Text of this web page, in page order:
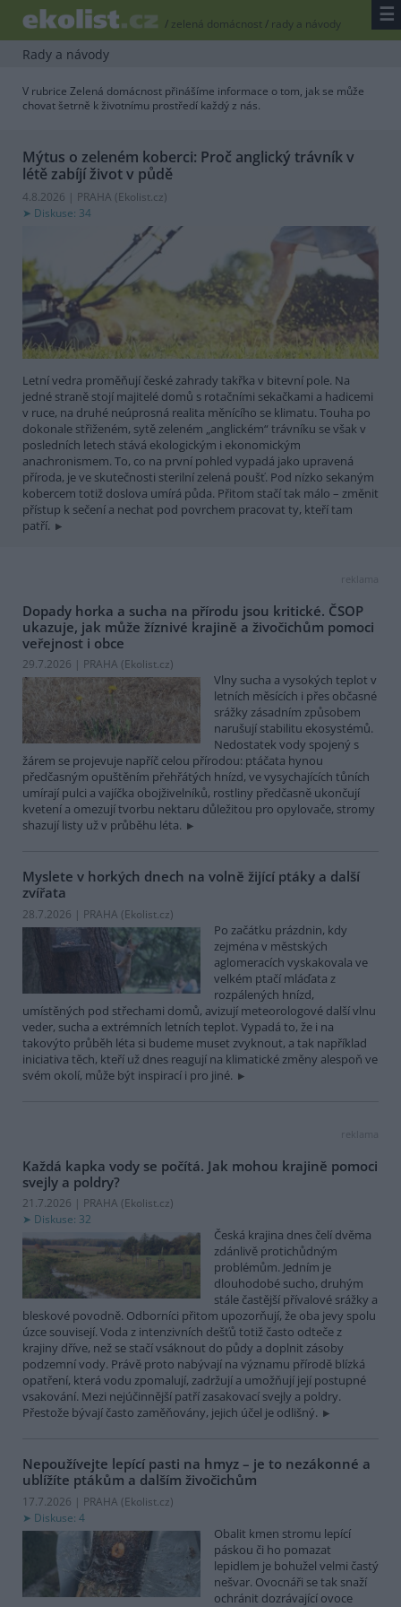
/ zelená domácnost/ rady a návody ☰
Rady a návody
V rubrice Zelená domácnost přinášíme informace o tom, jak se může
chovat šetrně k životnímu prostředí každý z nás.
Mýtus o zeleném koberci: Proč anglický trávník v
létě zabíjí život v půdě
4.8.2026 | PRAHA (Ekolist.cz)
Diskuse: 34
Letní vedra proměňují české zahrady takřka v bitevní pole. Na
jedné straně stojí majitelé domů s rotačními sekačkami a hadicemi
v ruce, na druhé neúprosná realita měnícího se klimatu. Touha po
dokonale střiženém, sytě zeleném „anglickém“ trávníku se však v
posledních letech stává ekologickým i ekonomickým
anachronismem. To, co na první pohled vypadá jako upravená
příroda, je ve skutečnosti sterilní zelená poušť. Pod nízko sekaným
kobercem totiž doslova umírá půda. Přitom stačí tak málo – změnit
přístup k sečení a nechat pod povrchem pracovat ty, kteří tam
patří.
reklama
Dopady horka a sucha na přírodu jsou kritické. ČSOP
ukazuje, jak může žíznivé krajině a živočichům pomoci
veřejnost i obce
29.7.2026 | PRAHA (Ekolist.cz)
Vlny sucha a vysokých teplot v
letních měsících i přes občasné
srážky zásadním způsobem
narušují stabilitu ekosystémů.
Nedostatek vody spojený s
žárem se projevuje napříč celou přírodou: ptáčata hynou
předčasným opuštěním přehřátých hnízd, ve vysychajících tůních
umírají pulci a vajíčka obojživelníků, rostliny předčasně ukončují
kvetení a omezují tvorbu nektaru důležitou pro opylovače, stromy
shazují listy už v průběhu léta.
Myslete v horkých dnech na volně žijící ptáky a další
zvířata
28.7.2026 | PRAHA (Ekolist.cz)
Po začátku prázdnin, kdy
zejména v městských
aglomeracích vyskakovala ve
velkém ptačí mláďata z
rozpálených hnízd,
umístěných pod střechami domů, avizují meteorologové další vlnu
veder, sucha a extrémních letních teplot. Vypadá to, že i na
takovýto průběh léta si budeme muset zvyknout, a tak například
iniciativa těch, kteří už dnes reagují na klimatické změny alespoň ve
svém okolí, může být inspirací i pro jiné.
reklama
Každá kapka vody se počítá. Jak mohou krajině pomoci
svejly a poldry?
21.7.2026 | PRAHA (Ekolist.cz)
Diskuse: 32
Česká krajina dnes čelí dvěma
zdánlivě protichůdným
problémům. Jedním je
dlouhodobé sucho, druhým
stále častější přívalové srážky a
bleskové povodně. Odborníci přitom upozorňují, že oba jevy spolu
úzce souvisejí. Voda z intenzivních dešťů totiž často odteče z
krajiny dříve, než se stačí vsáknout do půdy a doplnit zásoby
podzemní vody. Právě proto nabývají na významu přírodě blízká
opatření, která vodu zpomalují, zadržují a umožňují její postupné
vsakování. Mezi nejúčinnější patří zasakovací svejly a poldry.
Přestože bývají často zaměňovány, jejich účel je odlišný.
Nepoužívejte lepící pasti na hmyz – je to nezákonné a
ublížíte ptákům a dalším živočichům
17.7.2026 | PRAHA (Ekolist.cz)
Diskuse: 4
Obalit kmen stromu lepící
páskou či ho pomazat
lepidlem je bohužel velmi častý
nešvar. Ovocnáři se tak snaží
ochránit dozrávající ovoce